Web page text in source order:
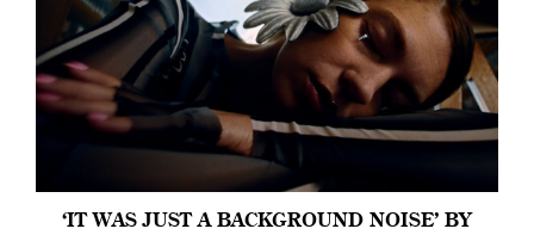
‘IT WAS JUST A BACKGROUND NOISE’ BY